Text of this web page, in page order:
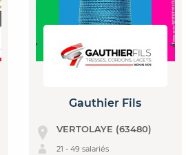
Gauthier Fils
VERTOLAYE (63480)
21 - 49 salariés